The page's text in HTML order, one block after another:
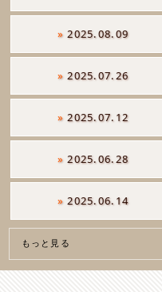
» 2025.08.09
» 2025.07.26
» 2025.07.12
» 2025.06.28
» 2025.06.14
もっと見る